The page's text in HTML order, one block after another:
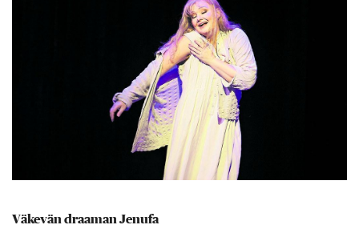
Väkevän draaman Jenufa